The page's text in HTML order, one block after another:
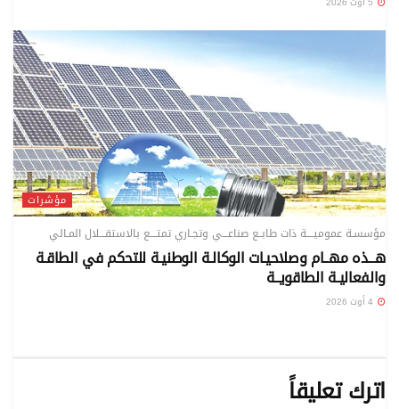
مؤشرات
مؤسسـة عموميــــة ذات طابــع صناعـــي وتجـاري تمتــــع بالاستقـــلال المـالي
هـــذه مهــام وصلاحيـات الوكالـة الوطنيـة للتحكم في الطاقـة
والفعاليـة الطاقويــة
اترك تعليقاً